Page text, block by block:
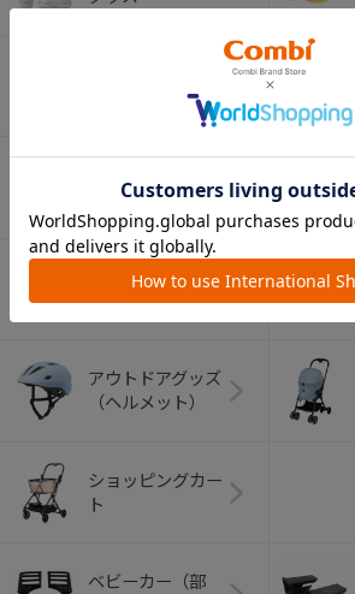
ン・フォーク
オーラルケア
（お口のケア）
アウトドアグッズ
（ヘルメット）
ショッピングカー
ト
ベビーカー（部